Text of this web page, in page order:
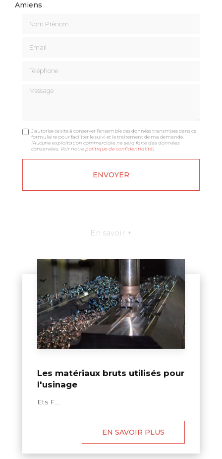
Amiens
Message
J'autorise ce site à conserver l'ensemble des données transmises dans ce
formulaire pour faciliter le suivi et le traitement de ma demande.
(Aucune exploitation commerciale ne sera faite des données
conservées. Voir notrepolitique de confidentialité)
En savoir +
Les matériaux bruts utilisés pour
l'usinage
Ets F....
EN SAVOIR PLUS